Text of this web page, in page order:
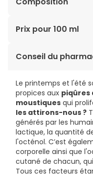
EXTRAIT DE PYRÈTHRE,
Prix pour 100 ml
5,72€ / 100 ml
Conseil du
Le printemps et l'été
propices aux piqûres
moustiques qui
les attirons-nous ?
générés par les
lactique, la quantité
l'octénol. C’est
corporelle ainsi que
cutané de chacun,
Tous ces facteurs